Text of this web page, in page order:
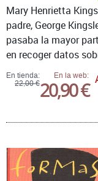
En tienda:
22,00 €
En la web:
20,90 €
Mary Henrietta
padre, George
pasaba la mayor
en recoger datos